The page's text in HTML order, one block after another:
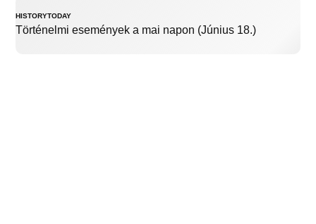
HISTORYTODAY
Történelmi események a mai napon (Június 18.)